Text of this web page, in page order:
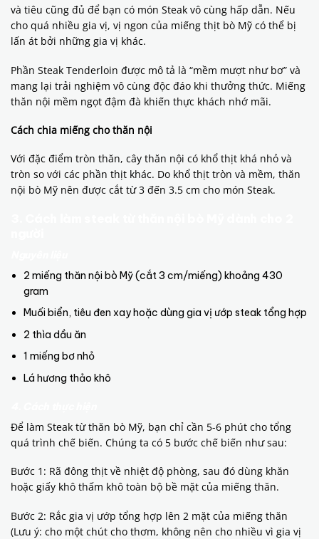
và tiêu cũng đủ để bạn có món Steak vô cùng hấp dẫn. Nếu
cho quá nhiều gia vị, vị ngon của miếng thịt bò Mỹ có thể bị
lấn át bởi những gia vị khác.
Phần Steak Tenderloin được mô tả là “mềm mượt như bơ” và
mang lại trải nghiệm vô cùng độc đáo khi thưởng thức. Miếng
thăn nội mềm ngọt đậm đà khiến thực khách nhớ mãi.
Cách chia miếng cho thăn nội
Với đặc điểm tròn thăn, cây thăn nội có khổ thịt khá nhỏ và
tròn so với các phần thịt khác. Do khổ thịt tròn và mềm, thăn
nội bò Mỹ nên được cắt từ 3 đến 3.5 cm cho món Steak.
2 miếng thăn nội bò Mỹ (cắt 3 cm/miếng) khoảng 430
gram
Muối biển, tiêu đen xay hoặc dùng gia vị ướp steak tổng hợp
2 thìa dầu ăn
1 miếng bơ nhỏ
Lá hương thảo khô
Để làm Steak từ thăn bò Mỹ, bạn chỉ cần 5-6 phút cho tổng
quá trình chế biến. Chúng ta có 5 bước chế biến như sau:
Bước 1: Rã đông thịt về nhiệt độ phòng, sau đó dùng khăn
hoặc giấy khô thấm khô toàn bộ bề mặt của miếng thăn.
Bước 2: Rắc gia vị ướp tổng hợp lên 2 mặt của miếng thăn
(Lưu ý: cho một chút cho thơm, không nên cho nhiều vì gia vị